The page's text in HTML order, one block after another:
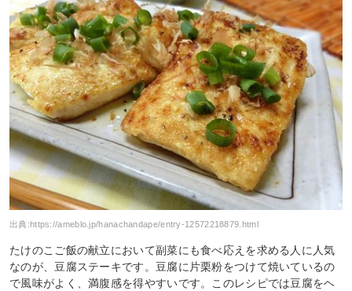
出典:https://ameblo.jp/hanachandape/entry-12572218879.html
たけのこご飯の献立において副菜にも食べ応えを求める人に人気
なのが、豆腐ステーキです。豆腐に片栗粉をつけて焼いているの
で風味がよく、満腹感を得やすいです。このレシピでは豆腐をヘ